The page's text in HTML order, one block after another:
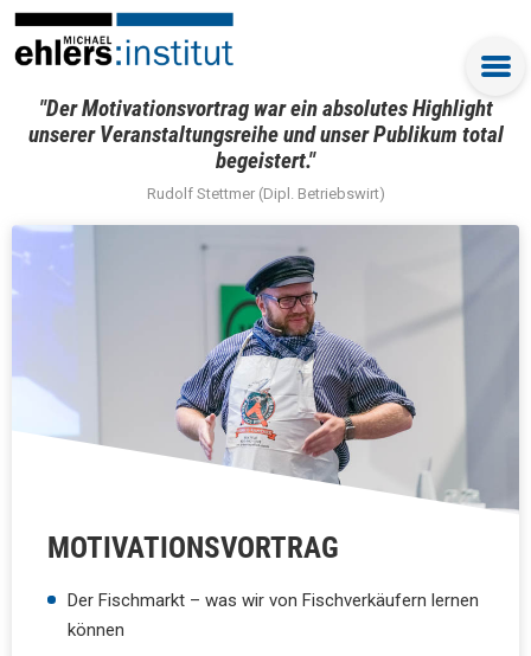
"Der Motivationsvortrag war ein absolutes Highlight
unserer Veranstaltungsreihe und unser Publikum total
begeistert."
Rudolf Stettmer (Dipl. Betriebswirt)
MOTIVATIONSVORTRAG
Der Fischmarkt – was wir von Fischverkäufern lernen
können